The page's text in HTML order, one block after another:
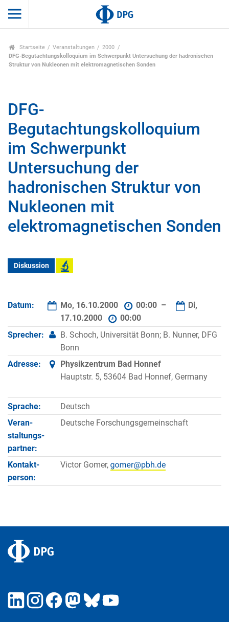
Startseite Veranstaltungen
2000
DFG-Begutachtungskolloquium im Schwerpunkt Untersuchung der hadronischen
Struktur von Nukleonen mit elektromagnetischen Sonden
DFG-
Begutachtungskolloquium
im Schwerpunkt
Untersuchung der
hadronischen Struktur von
Nukleonen mit
elektromagnetischen Sonden
Diskussion
Datum: Mo, 16.10.2000 00:00 –
Di,
17.10.2000
00:00
Sprecher:
B. Schoch, Universität Bonn; B. Nunner, DFG
Bonn
Adresse:
Physikzentrum Bad Honnef
Hauptstr. 5, 53604 Bad Honnef, Germany
Sprache:
Deutsch
Veran­
staltungs­
partner:
Deutsche Forschungsgemeinschaft
Kontakt­
person:
Victor Gomer,